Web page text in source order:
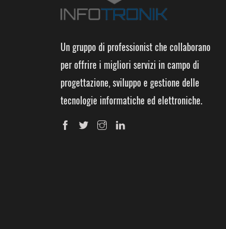
Un gruppo di professionist che collaborano
per offrire i migliori servizi in campo di
progettazione, sviluppo e gestione delle
tecnologie informatiche ed elettroniche.